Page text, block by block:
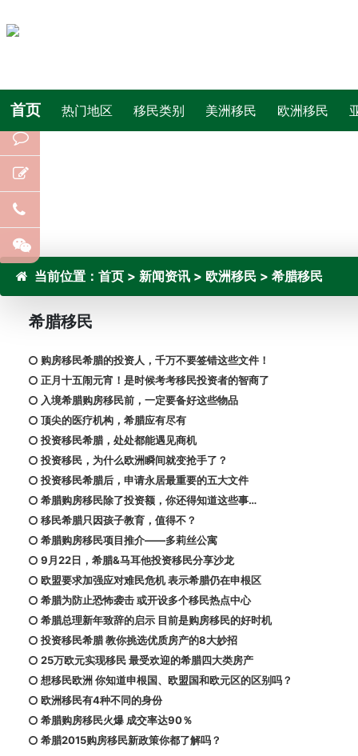
首页 热门地区 移民类别 美洲移民 欧洲移民
当前位置： 首页 > 新闻资讯 > 欧洲移民 > 希腊移民
希腊移民
购房移民希腊的投资人，千万不要签错这些文件！
正月十五闹元宵！是时候考考移民投资者的智商了
入境希腊购房移民前，一定要备好这些物品
顶尖的医疗机构，希腊应有尽有
投资移民希腊，处处都能遇见商机
投资移民，为什么欧洲瞬间就变抢手了？
投资移民希腊后，申请永居最重要的五大文件
希腊购房移民除了投资额，你还得知道这些事…
移民希腊只因孩子教育，值得不？
希腊购房移民项目推介——多莉丝公寓
9月22日，希腊&马耳他投资移民分享沙龙
欧盟要求加强应对难民危机 表示希腊仍在申根区
希腊为防止恐怖袭击 或开设多个移民热点中心
希腊总理新年致辞的启示 目前是购房移民的好时机
投资移民希腊 教你挑选优质房产的8大妙招
25万欧元实现移民 最受欢迎的希腊四大类房产
想移民欧洲 你知道申根国、欧盟国和欧元区的区别吗？
欧洲移民有4种不同的身份
希腊购房移民火爆 成交率达90％
希腊2015购房移民新政策你都了解吗？